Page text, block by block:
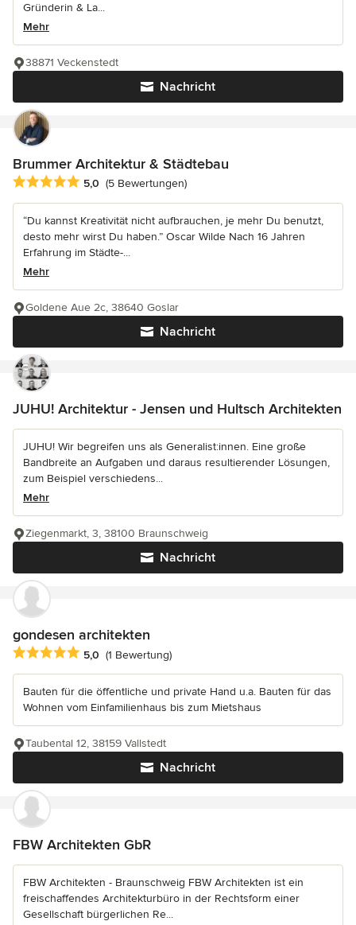
Gründerin & La...
Mehr
Nachricht
38871 Veckenstedt
Brummer Architektur & Städtebau
Durchschnittliche Bewertung: 5 von 5 Sternen
5,0 (5 Bewertungen)
“Du kannst Kreativität nicht aufbrauchen, je mehr Du benutzt,
desto mehr wirst Du haben.” Oscar Wilde Nach 16 Jahren
Erfahrung im Städte-...
Mehr
Nachricht
Goldene Aue 2c, 38640 Goslar
JUHU! Architektur - Jensen und Hultsch Architekten
JUHU! Wir begreifen uns als Generalist:innen. Eine große
Bandbreite an Aufgaben und daraus resultierender Lösungen,
zum Beispiel verschiedens...
Mehr
Nachricht
Ziegenmarkt, 3, 38100 Braunschweig
gondesen architekten
Durchschnittliche Bewertung: 5 von 5 Sternen
5,0 (1 Bewertung)
Bauten für die öffentliche und private Hand u.a. Bauten für das
Wohnen vom Einfamilienhaus bis zum Mietshaus
Nachricht
Taubental 12, 38159 Vallstedt
FBW Architekten GbR
FBW Architekten - Braunschweig FBW Architekten ist ein
freischaffendes Architekturbüro in der Rechtsform einer
Gesellschaft bürgerlichen Re...